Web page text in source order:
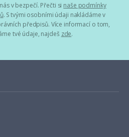
v bezpečí. Přečti si naše podmínky
. S tvými osobními údaji nakládáme v
předpisů. Více informací o tom,
tvé údaje, najdeš zde.